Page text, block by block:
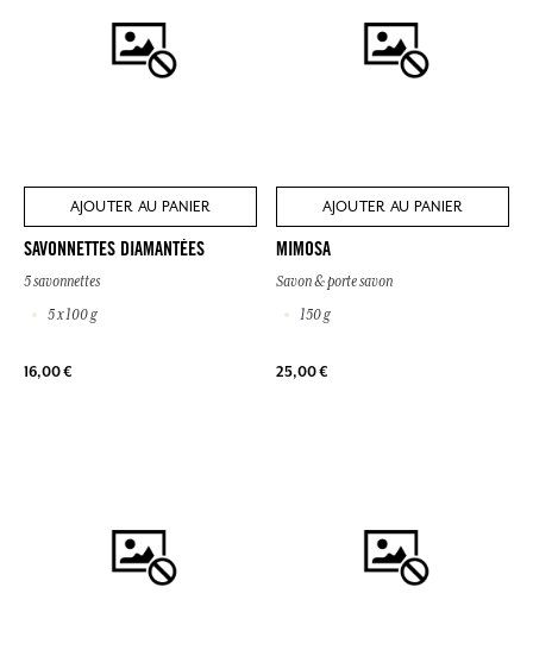
AJOUTER AU PANIER
SAVONNETTES DIAMANTÉES
5 savonnettes
5 x 100 g
16,00 €
AJOUTER AU PANIER
MIMOSA
Savon & porte savon
150 g
25,00 €